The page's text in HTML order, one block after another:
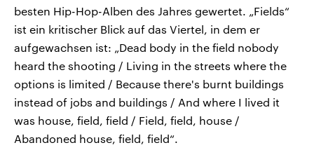
besten Hip-Hop-Alben des Jahres gewertet. „Fields“
ist ein kritischer Blick auf das Viertel, in dem er
aufgewachsen ist: „Dead body in the field nobody
heard the shooting / Living in the streets where the
options is limited / Because there's burnt buildings
instead of jobs and buildings / And where I lived it
was house, field, field / Field, field, house /
Abandoned house, field, field“.